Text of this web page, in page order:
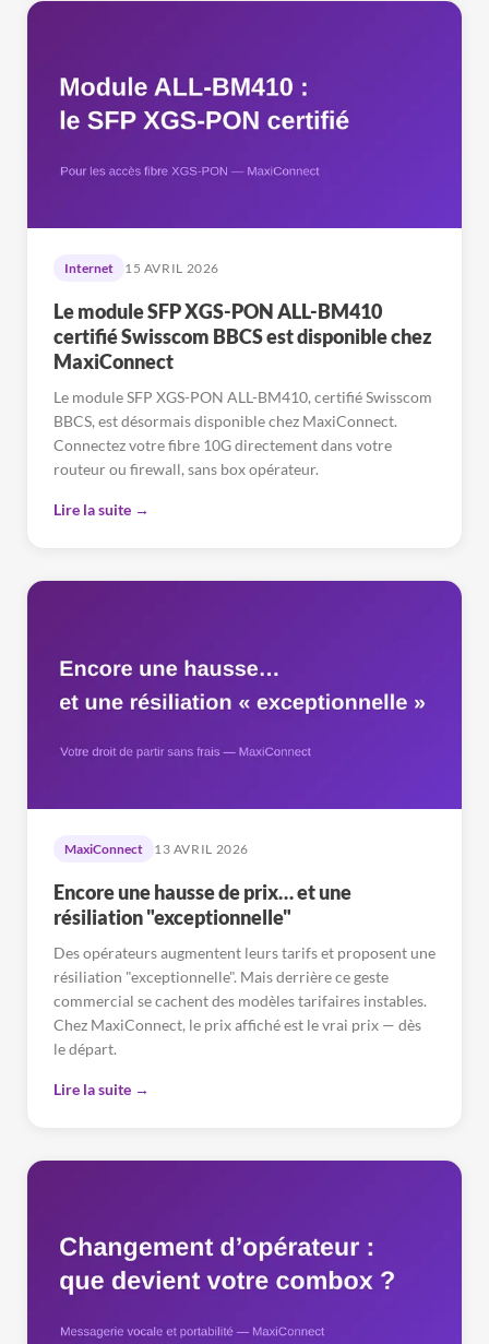
Internet 15 AVRIL 2026
Le module SFP XGS-PON ALL-BM410
certifié Swisscom BBCS est disponible chez
MaxiConnect
Le module SFP XGS-PON ALL-BM410, certifié Swisscom
BBCS, est désormais disponible chez MaxiConnect.
Connectez votre fibre 10G directement dans votre
routeur ou firewall, sans box opérateur.
Lire la suite →
MaxiConnect 13 AVRIL 2026
Encore une hausse de prix… et une
résiliation "exceptionnelle"
Des opérateurs augmentent leurs tarifs et proposent une
résiliation "exceptionnelle". Mais derrière ce geste
commercial se cachent des modèles tarifaires instables.
Chez MaxiConnect, le prix affiché est le vrai prix — dès
le départ.
Lire la suite →